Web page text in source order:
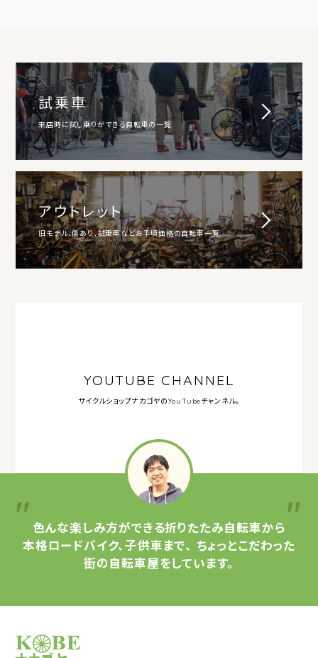
試乗車
来店時に試し乗りができる自転車の一覧
アウトレット
旧モデル、傷あり、試乗車などお手頃価格の自転車一覧
YOUTUBE CHANNEL
サイクルショップナカゴヤのYouTubeチャンネル。
色んな楽しみ方ができる折りたたみ自転車から
本格ロードバイク、子供車まで、 ちょっとこだわった
街の自転車屋をしています。
サイクルショップナカゴヤ